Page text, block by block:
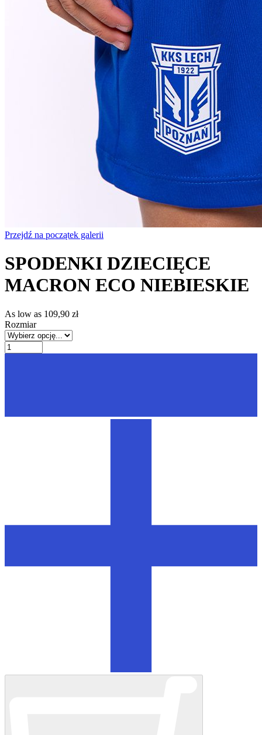
Przejdź na początek galerii
SPODENKI DZIECIĘCE
MACRON ECO NIEBIESKIE
As low as 109,90 zł
Rozmiar